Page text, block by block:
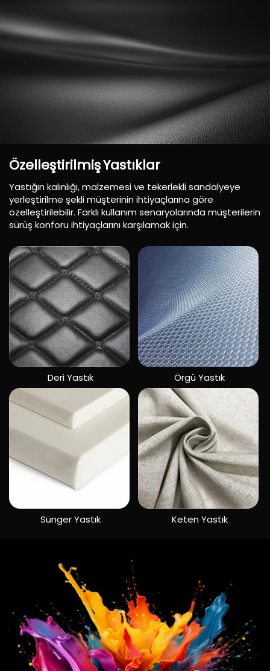
ÖzelleştirilmişYastıklar
Yastığın kalınlığı, malzemesi ve tekerlekli sandalyeye
yerleştirilme şekli müşterinin ihtiyaçlarına göre
özelleştirilebilir. Farklı kullanım senaryolarında müşterilerin
sürüş konforu ihtiyaçlarını karşılamak için.
Deri Yastık Örgü Yastık
Sünger Yastık Keten Yastık